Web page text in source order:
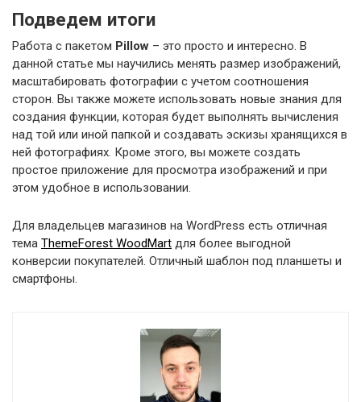
Подведем итоги
Работа с пакетом Pillow – это просто и интересно. В
данной статье мы научились менять размер изображений,
масштабировать фотографии с учетом соотношения
сторон. Вы также можете использовать новые знания для
создания функции, которая будет выполнять вычисления
над той или иной папкой и создавать эскизы хранящихся в
ней фотографиях. Кроме этого, вы можете создать
простое приложение для просмотра изображений и при
этом удобное в использовании.
Для владельцев магазинов на WordPress есть отличная
тема ThemeForest WoodMart для более выгодной
конверсии покупателей. Отличный шаблон под планшеты и
смартфоны.